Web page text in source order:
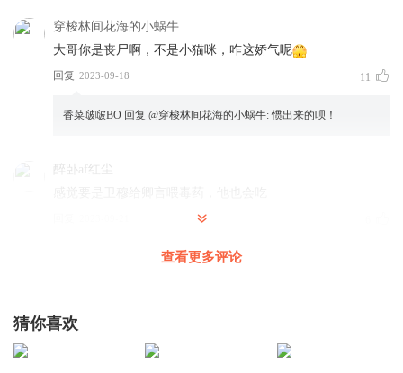
穿梭林间花海的小蜗牛
大哥你是丧尸啊，不是小猫咪，咋这娇气呢
回复 2023-09-18 11
香菜啵啵BO 回复 @穿梭林间花海的小蜗牛: 惯出来的呗！
醉卧af红尘
醉卧af红尘: 他都想把自己喂给阿慕吃
塔塔李西
好娇气好可爱的丧尸
物眼珠子、硬喂卿严吃三叶草…
查看更多评论
猜你喜欢